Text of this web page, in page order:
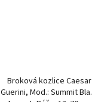
Broková kozlice Caesar
Guerini, Mod.: Summit